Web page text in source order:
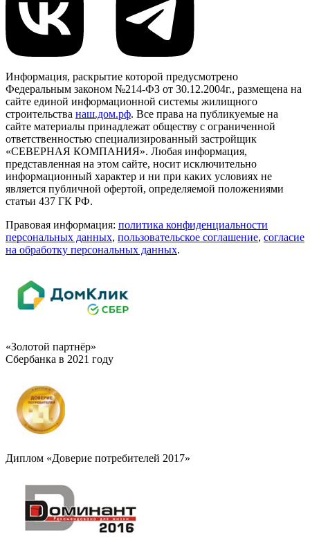
Информация, раскрытие которой предусмотрено
Федеральным законом №214-ФЗ от 30.12.2004г., размещена на
сайте единой информационной системы жилищного
строительства наш.дом.рф. Все права на публикуемые на
сайте материалы принадлежат обществу с ограниченной
ответственностью специализированный застройщик
«СЕВЕРНАЯ КОМПАНИЯ». Любая информация,
представленная на этом сайте, носит исключительно
информационный характер и ни при каких условиях не
является публичной офертой, определяемой положениями
статьи 437 ГК РФ.
Правовая информация: политика конфиденциальности
персональных данных, пользовательское cоглашение, cогласие
на обработку персональных данных.
«Золотой партнёр»
Сбербанка в 2021 году
Диплом «Доверие потребителей 2017»